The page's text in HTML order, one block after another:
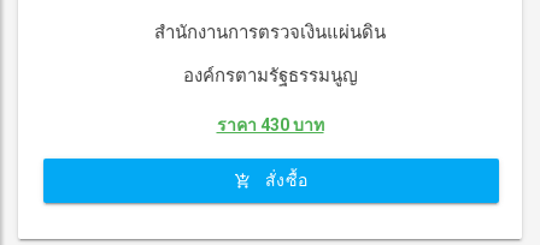
สำนักงานการตรวจเงินแผ่นดิน
องค์กรตามรัฐธรรมนูญ
ราคา 430 บาท
สั่งซื้อ